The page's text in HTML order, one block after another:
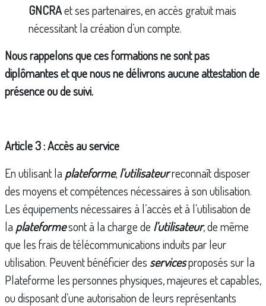
GNCRAet ses partenaires, en accès gratuit mais
nécessitant la création d’un compte.
Nous rappelons que ces formations ne sont pas
diplômantes et que nous ne délivrons aucune attestation de
présence ou de suivi.
Article 3 : Accès au service
En utilisant la plateforme,l’utilisateurreconnaît disposer
des moyens et compétences nécessaires à son utilisation.
Les équipements nécessaires à l’accès et à l’utilisation de
la plateformesont à la charge de l’utilisateur, de même
que les frais de télécommunications induits par leur
utilisation. Peuvent bénéficier des servicesproposés sur la
Plateforme les personnes physiques, majeures et capables,
ou disposant d’une autorisation de leurs représentants